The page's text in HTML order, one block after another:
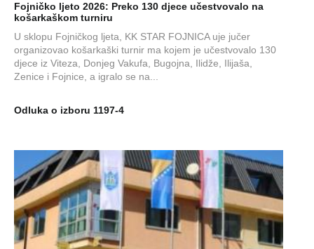
Fojničko ljeto 2026: Preko 130 djece učestvovalo na
košarkaškom turniru
U sklopu Fojničkog ljeta, KK STAR FOJNICA uje jučer
organizovao košarkaški turnir ma kojem je učestvovalo 130
djece iz Viteza, Donjeg Vakufa, Bugojna, Ilidže, Ilijaša,
Zenice i Fojnice, a igralo se na...
Odluka o izboru 1197-4